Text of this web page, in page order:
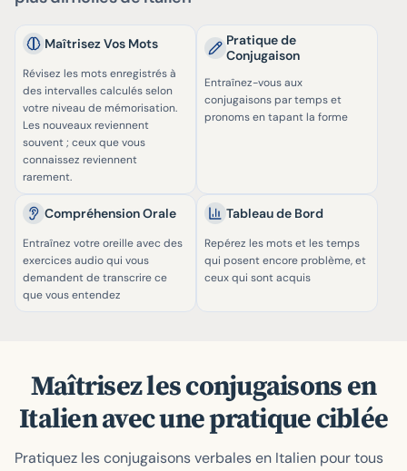
Maîtrisez Vos Mots
Révisez les mots enregistrés à
des intervalles calculés selon
votre niveau de mémorisation.
Les nouveaux reviennent
souvent ; ceux que vous
connaissez reviennent
rarement.
Pratique de
Conjugaison
Entraînez-vous aux
conjugaisons par temps et
pronoms en tapant la forme
Compréhension Orale
Entraînez votre oreille avec des
exercices audio qui vous
demandent de transcrire ce
que vous entendez
Tableau de Bord
Repérez les mots et les temps
qui posent encore problème, et
ceux qui sont acquis
Maîtrisez les conjugaisons en
Italien avec une pratique ciblée
Pratiquez les conjugaisons verbales en Italien pour tous